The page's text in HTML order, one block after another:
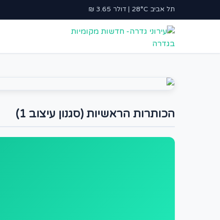
תל אביב 28°C | דולר 3.65 ₪
הכותרות הראשיות (סגנון עיצוב 1)